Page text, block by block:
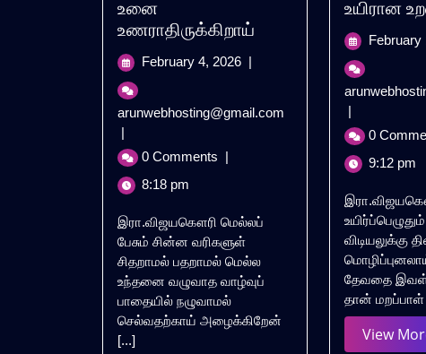
உனை
உணராதிருக்கிறாய்
February 4, 2026 February
|
arunwebhosting@gmail.com
உணராதிருக்கிறாய்
|
0 Comments |
8:18 pm
இரா.விஜயகௌரி மெல்லப்
பேசும் சின்ன வரிகளுள்
சிதறாமல் பதறாமல் மெல்ல
உந்தனை வழுவாத வாழ்வுப்
பாதையில் நழுவாமல்
செல்வதற்காய் அழைக்கிறேன்
[...]
உயிரான
February
|
0
9:12 pm
விடியலுக்கு
தேவதை
தான் மறப்பாள்
View